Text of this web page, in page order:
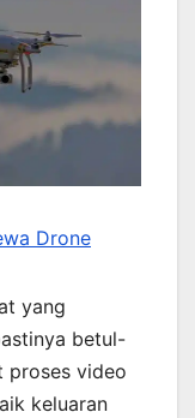
Drone
yang
betul-
proses video
keluaran